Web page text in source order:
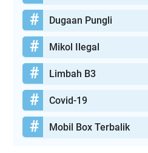
Dugaan Pungli
Mikol Ilegal
Limbah B3
Covid-19
Mobil Box Terbalik